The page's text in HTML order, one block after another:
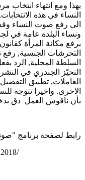
بهذا ومع انتهاء
النساء في هذه
الى رفع صوت النساء
ونساء البلدة عامة في
برفع مكانة المرأة
التحرشات الجنسية,
السلطة المحلية, الرد
التحيّز الجندري في
العاملات, تطبيق
الاخرى. واخيرا نتوجه
بأن ناقوس العمل دق
رابط لصفحة برنامج
/www.facebook.com/WomenlocalAuthority2018